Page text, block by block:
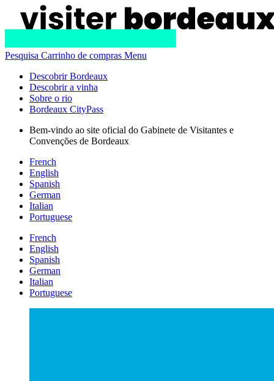
Pesquisa Carrinho de compras Menu
Descobrir Bordeaux
Descobrir a vinha
Sobre o rio
Bordeaux CityPass
Bem-vindo ao site oficial do Gabinete de Visitantes e
Convenções de Bordeaux
French
English
Spanish
German
Italian
Portuguese
French
English
Spanish
German
Italian
Portuguese